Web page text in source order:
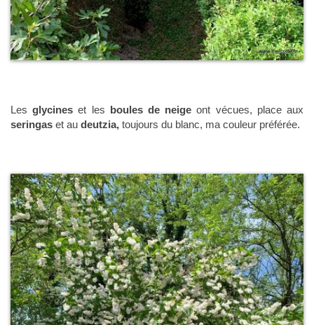
Lesglycines et les boules de neige ont vécues, place aux
seringas et au deutzia, toujours du blanc, ma couleur préférée.